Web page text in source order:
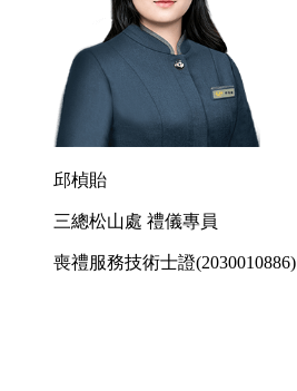
邱楨貽
三總松山處 禮儀專員
喪禮服務技術士證(2030010886)